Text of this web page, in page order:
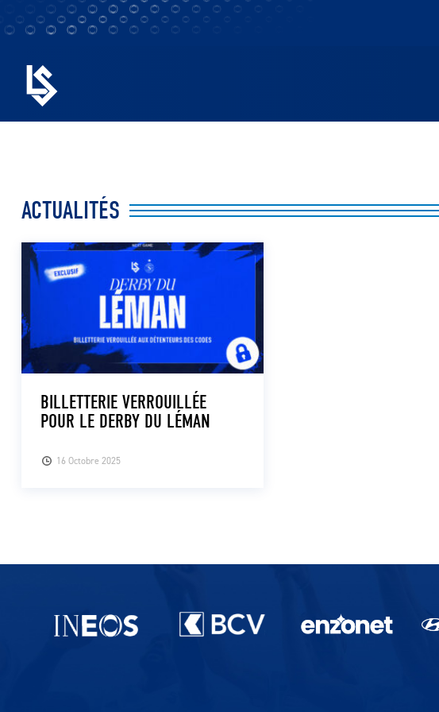
ACTUALITÉS
16 Octobre 2025
BILLETTERIE VERROUILLÉE
POUR LE DERBY DU LÉMAN
Partenaires du lausanne-Sport